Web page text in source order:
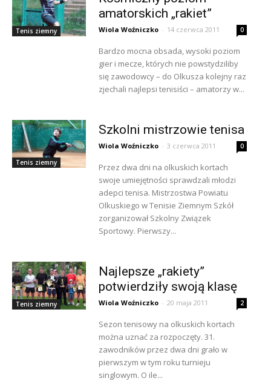
Tenis ziemny
amatorskich „rakiet”
Wiola Woźniczko - 14 czerwca 2011 0
Bardzo mocna obsada, wysoki poziom
gier i mecze, których nie powstydziliby
się zawodowcy – do Olkusza kolejny raz
zjechali najlepsi tenisiści – amatorzy w...
Tenis ziemny
Szkolni mistrzowie tenisa
Wiola Woźniczko - 3 czerwca 2011 0
Przez dwa dni na olkuskich kortach
swoje umiejętności sprawdzali młodzi
adepci tenisa. Mistrzostwa Powiatu
Olkuskiego w Tenisie Ziemnym Szkół
zorganizował Szkolny Związek
Sportowy. Pierwszy...
Tenis ziemny
Najlepsze „rakiety”
potwierdziły swoją klasę
Wiola Woźniczko - 20 maja 2011 2
Sezon tenisowy na olkuskich kortach
można uznać za rozpoczęty. 31.
zawodników przez dwa dni grało w
pierwszym w tym roku turnieju
singlowym. O ile...